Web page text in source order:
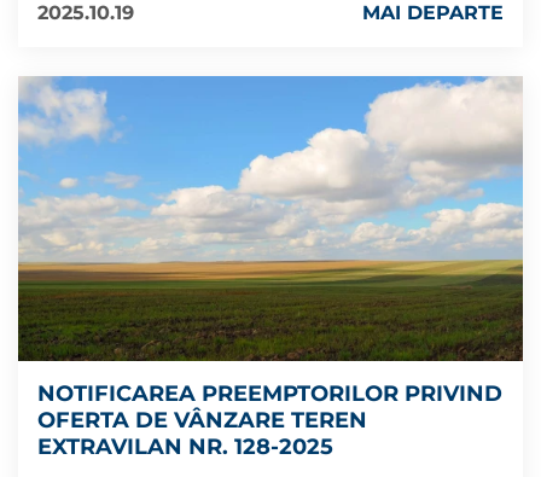
2025.10.19
MAI DEPARTE
NOTIFICAREA PREEMPTORILOR PRIVIND
OFERTA DE VÂNZARE TEREN
EXTRAVILAN NR. 128-2025